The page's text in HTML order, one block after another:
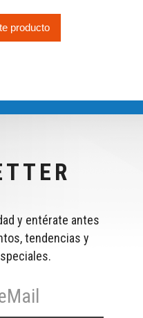
producto
y entérate antes
tendencias y